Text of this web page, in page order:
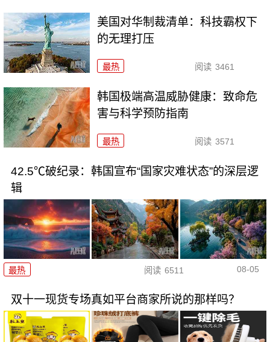
美国对华制裁清单：科技霸权下
的无理打压
最热 阅读 3461
韩国极端高温威胁健康：致命危
害与科学预防指南
最热 阅读 3571
42.5℃破纪录：韩国宣布“国家灾难状态”的深层逻
辑
最热 阅读 6511 08-05
双十一现货专场真如平台商家所说的那样吗？